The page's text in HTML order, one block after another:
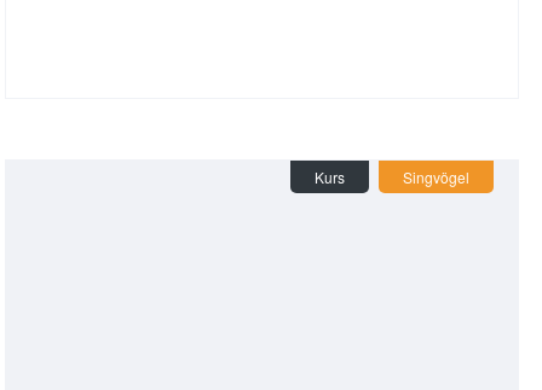
Kurs Singvögel